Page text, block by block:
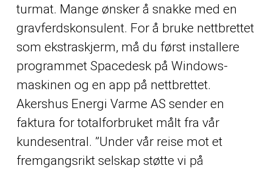
turmat. Mange ønsker å snakke med en
gravferdskonsulent. For å bruke nettbrettet
som ekstraskjerm, må du først installere
programmet Spacedesk på Windows-
maskinen og en app på nettbrettet.
Akershus Energi Varme AS sender en
faktura for totalforbruket målt fra vår
kundesentral. ”Under vår reise mot et
fremgangsrikt selskap støtte vi på